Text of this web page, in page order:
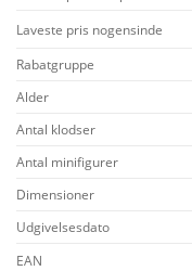
Laveste pris nogensinde
Rabatgruppe
Alder
Antal klodser
Antal minifigurer
Dimensioner
Udgivelsesdato
EAN